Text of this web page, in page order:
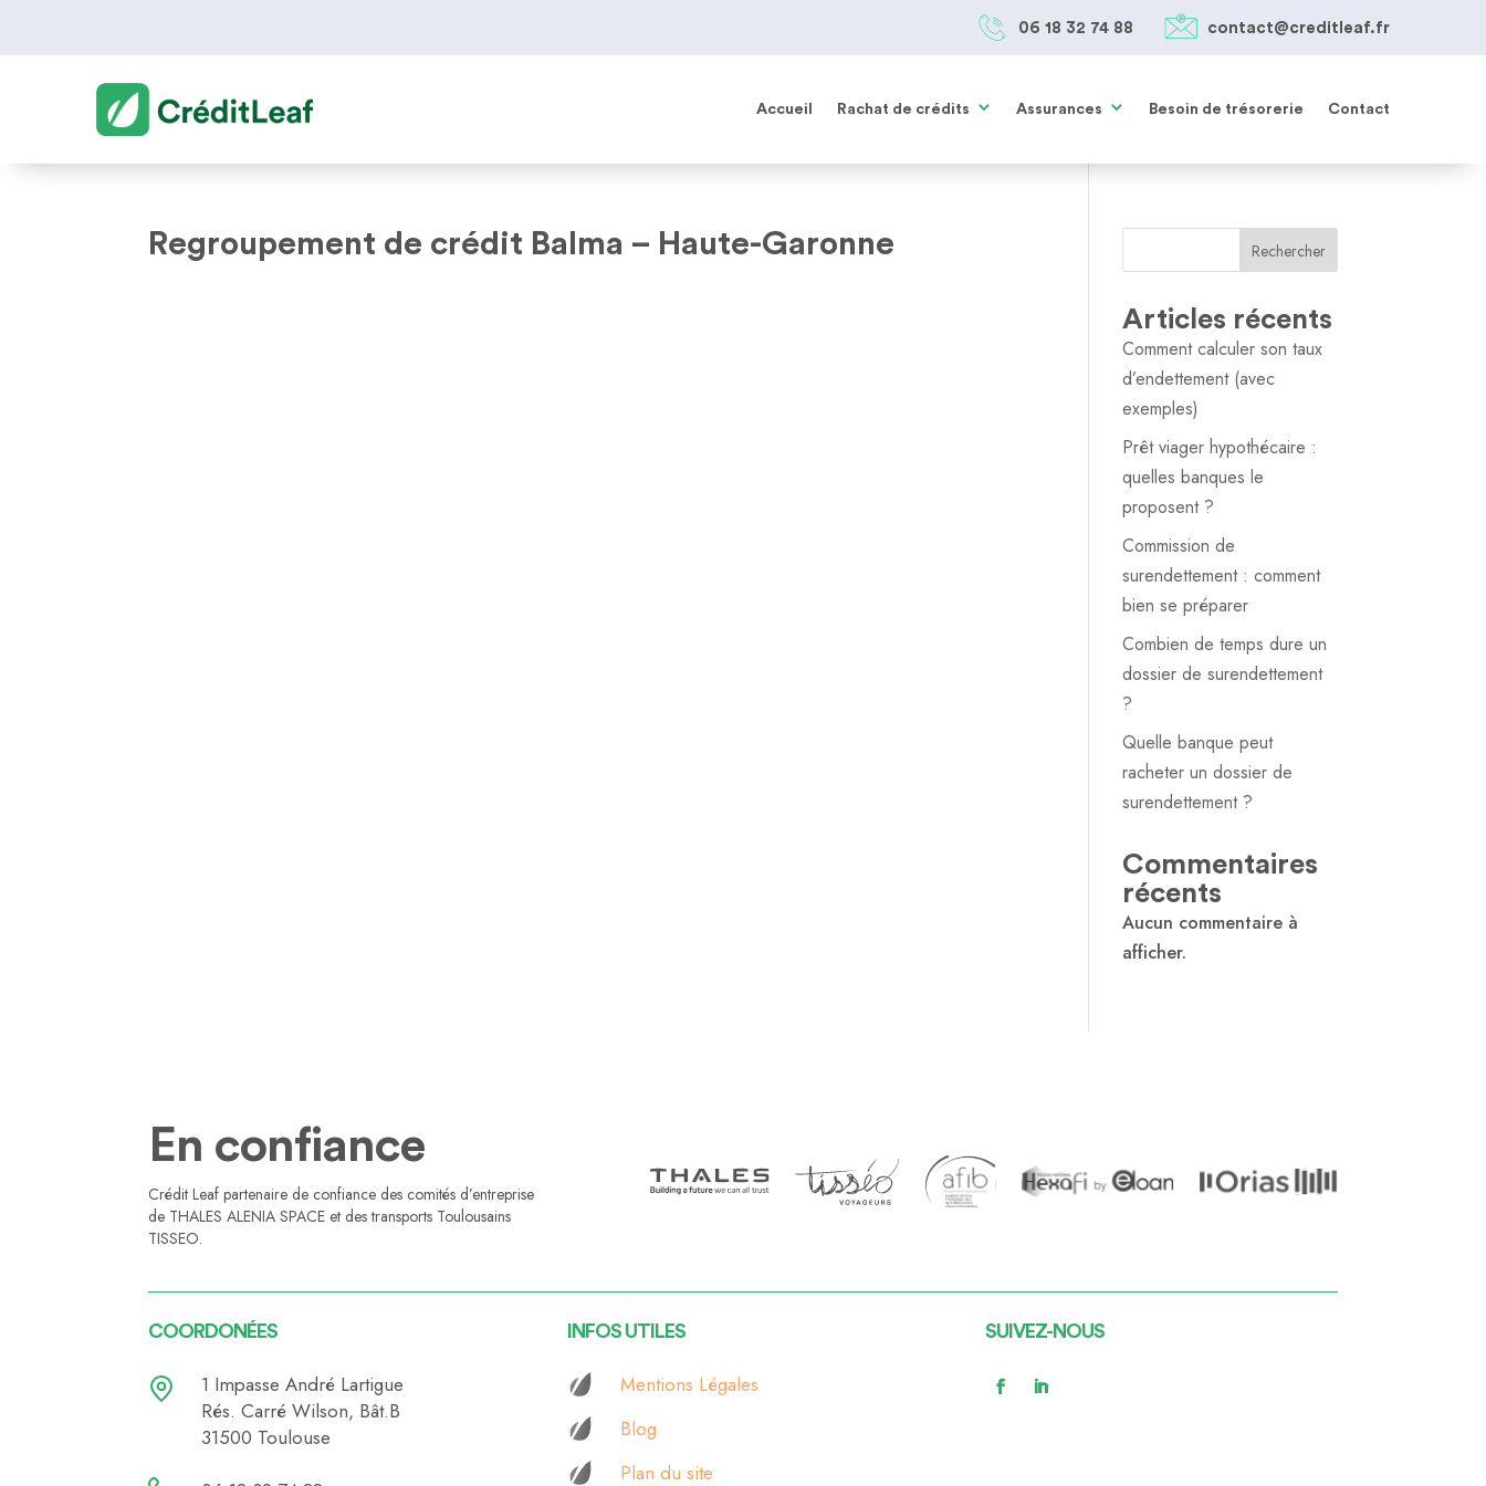
06 18 32 74 88 contact@creditleaf.fr
Accueil Rachat de crédits Assurances Besoin de trésorerie Contact
SIMULER MON PRÊT
05 61 38 27 85
Regroupement de crédit Balma – Haute-Garonne Rechercher
Articles récents
Comment calculer son taux
d’endettement (avec
exemples)
Prêt viager hypothécaire :
quelles banques le
proposent ?
Commission de
surendettement : comment
bien se préparer
Combien de temps dure un
dossier de surendettement
?
Quelle banque peut
racheter un dossier de
surendettement ?
Commentaires
récents
Aucun commentaire à
afficher.
En confiance
Crédit Leaf partenaire de confiance des comités d’entreprise
de THALES ALENIA SPACE et des transports Toulousains
TISSEO.
COORDONÉES
1 Impasse André Lartigue
Rés. Carré Wilson, Bât.B
31500 Toulouse
INFOS UTILES
Mentions Légales
Blog
Plan du site
SUIVEZ-NOUS